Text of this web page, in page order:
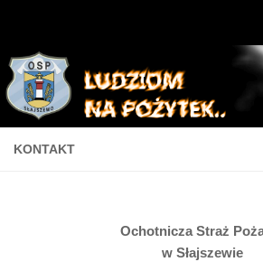
KONTAKT
Ochotnicza Straż
w Słajszewie